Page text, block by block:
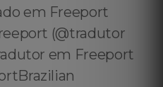
em Freeport
(@tradutor
em Freeport